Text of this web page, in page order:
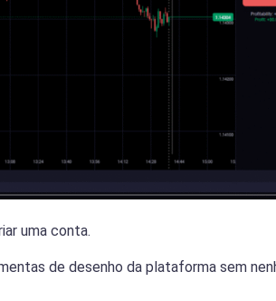
uma conta.
de desenho da plataforma sem